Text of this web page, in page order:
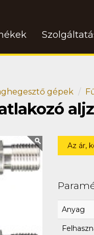
gépek
Az ár,
Anyag